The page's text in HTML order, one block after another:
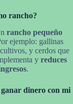
rancho?
rancho pequeño
ejemplo: gallinas
y cerdos que
y reduces
.
dinero con mi